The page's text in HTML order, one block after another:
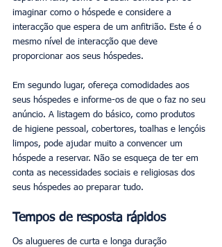
imaginar como o hóspede e considere a
interacção que espera de um anfitrião. Este é o
mesmo nível de interacção que deve
proporcionar aos seus hóspedes.
Em segundo lugar, ofereça comodidades aos
seus hóspedes e informe-os de que o faz no seu
anúncio. A listagem do básico, como produtos
de higiene pessoal, cobertores, toalhas e lençóis
limpos, pode ajudar muito a convencer um
hóspede a reservar. Não se esqueça de ter em
conta as necessidades sociais e religiosas dos
seus hóspedes ao preparar tudo.
Tempos de resposta rápidos
Os alugueres de curta e longa duração